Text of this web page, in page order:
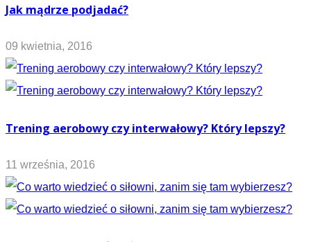
Jak mądrze podjadać?
09 kwietnia, 2016
Trening aerobowy czy interwałowy? Który lepszy?
11 września, 2016